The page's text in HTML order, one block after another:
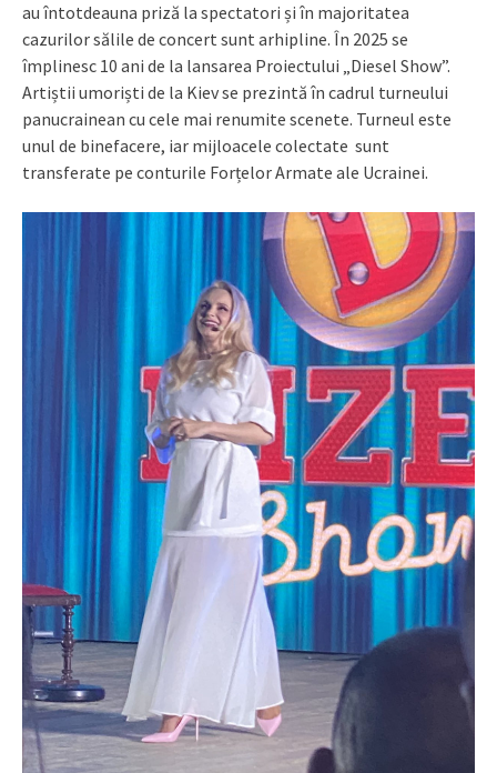
au întotdeauna priză la spectatori și în majoritatea
cazurilor sălile de concert sunt arhipline. În 2025 se
împlinesc 10 ani de la lansarea Proiectului „Diesel Show”.
Artiștii umoriști de la Kiev se prezintă în cadrul turneului
panucrainean cu cele mai renumite scenete. Turneul este
unul de binefacere, iar mijloacele colectate sunt
transferate pe conturile Forțelor Armate ale Ucrainei.